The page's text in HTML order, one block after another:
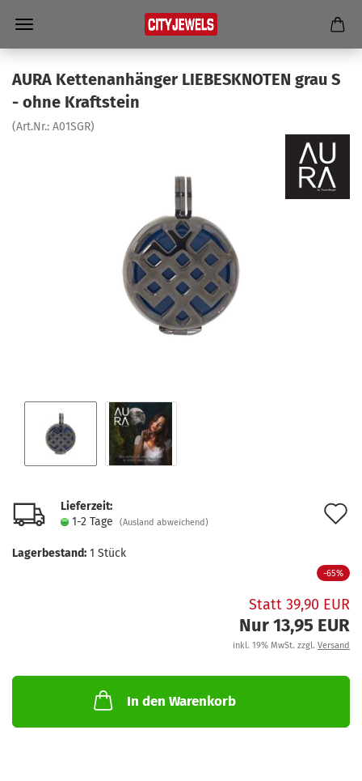
AURA Ket­ten­an­hän­ger LIE­BES­KNO­TEN grau S
- ohne Kraft­stein
(Art.Nr.: A01SGR)
Lieferzeit:
1-2 Tage
(Ausland abweichend)
Lagerbestand: 1 Stück
-65%
Statt 39,90 EUR
Nur 13,95 EUR
inkl. 19% MwSt. zzgl. Versand
In den Warenkorb